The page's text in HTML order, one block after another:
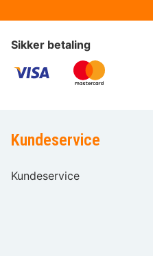
Sikker betaling
Kundeservice
Kundeservice